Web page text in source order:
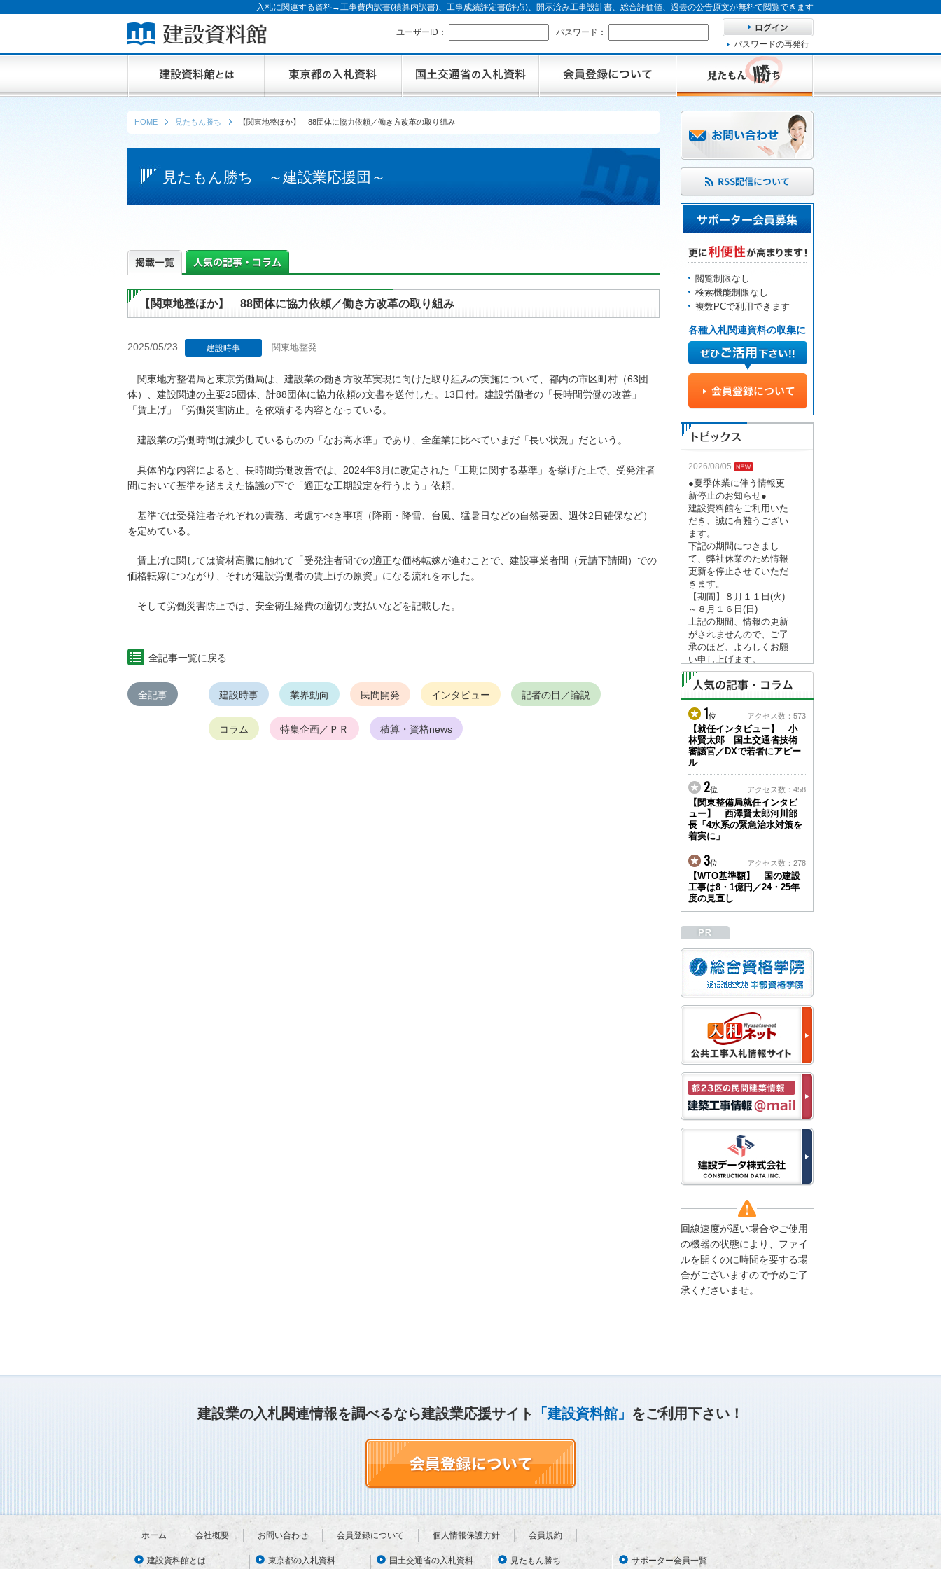
入札に関連する資料→工事費内訳書(積算内訳書)、工事成績評定書(評点)、開示済み工事設計書、総合評価値、過去の公告原文が無料で閲覧できます
ユーザーID：
パスワード：
パスワードの再発行
HOME 見たもん勝ち 【関東地整ほか】 88団体に協力依頼／働き方改革の取り組み
見たもん勝ち ～建設業応援団～
【関東地整ほか】 88団体に協力依頼／働き方改革の取り組み
2025/05/23 建設時事 関東地整発
関東地方整備局と東京労働局は、建設業の働き方改革実現に向けた取り組みの実施について、都内の市区町村（63団
体）、建設関連の主要25団体、計88団体に協力依頼の文書を送付した。13日付。建設労働者の「長時間労働の改善」
「賃上げ」「労働災害防止」を依頼する内容となっている。
建設業の労働時間は減少しているものの「なお高水準」であり、全産業に比べていまだ「長い状況」だという。
具体的な内容によると、長時間労働改善では、2024年3月に改定された「工期に関する基準」を挙げた上で、受発注者
間において基準を踏まえた協議の下で「適正な工期設定を行うよう」依頼。
基準では受発注者それぞれの責務、考慮すべき事項（降雨・降雪、台風、猛暑日などの自然要因、週休2日確保など）
を定めている。
賃上げに関しては資材高騰に触れて「受発注者間での適正な価格転嫁が進むことで、建設事業者間（元請下請間）での
価格転嫁につながり、それが建設労働者の賃上げの原資」になる流れを示した。
そして労働災害防止では、安全衛生経費の適切な支払いなどを記載した。
全記事一覧に戻る
全記事 建設時事 業界動向 民間開発 インタビュー 記者の目／論説
コラム 特集企画／ＰＲ 積算・資格news
閲覧制限なし
検索機能制限なし
複数PCで利用できます
各種入札関連資料の収集に
2026/08/05
●夏季休業に伴う情報更
新停止のお知らせ●
建設資料館をご利用いた
だき、誠に有難うござい
ます。
下記の期間につきまし
て、弊社休業のため情報
更新を停止させていただ
きます。
【期間】８月１１日(火)
～８月１６日(日)
上記の期間、情報の更新
がされませんので、ご了
承のほど、よろしくお願
い申し上げます。
なお、情報は８月１７日
(月)より登録されます。
2026/04/23
●ゴールデンウィークに
伴う情報更新停止のお知
らせ(05/02～05/10)●
ユーザー各位
建設資料館をご利用いた
だき、誠に有難うござい
ます。
下記の期間につきまし
て、弊社休業のため情報
更新を停止させていただ
きます。
【期間】５月２日(土)～
５月１０日(日)
上記の期間、情報の更新
がされませんので、ご了
い申し上げます。
から通常通り運営いたし
ます。
2025/12/22
●年末年始に伴う情報更
新停止のお知らせ●
建設資料館をご利用いた
だき、誠に有難うござい
ます。
下記の期間につきまし
て、弊社休業のため情報
更新を停止させていただ
きます。
【期間】１２月２７日
(土)～１月４日(日)
上記の期間、情報の更新
がされませんので、ご了
承のほど、よろしくお願
なお、情報は１月５日
(月)より登録されます。
2025/08/04
●夏季休業に伴う情報更
新停止のお知らせ●
建設資料館をご利用いた
だき、誠に有難うござい
がされませんので、ご了
承のほど、よろしくお願
伴う情報更新停止のお知
らせ(04/26～04/29、05/0
ユーザー各位
1位 アクセス数：573
【就任インタビュー】 小
林賢太郎 国土交通省技術
審議官／DXで若者にアピー
ル
2位 アクセス数：458
【関東整備局就任インタビ
ュー】 西澤賢太郎河川部
長「4水系の緊急治水対策を
着実に」
3位 アクセス数：278
【WTO基準額】 国の建設
工事は8・1億円／24・25年
度の見直し
回線速度が遅い場合やご使用
の機器の状態により、ファイ
ルを開くのに時間を要する場
合がございますので予めご了
承くださいませ。
建設業の入札関連情報を調べるなら建設業応援サイト 「建設資料館」 をご利用下さい！
ホーム 会社概要 お問い合わせ 会員登録について 個人情報保護方針 会員規約
建設資料館とは 東京都の入札資料 国土交通省の入札資料 見たもん勝ち サポーター会員一覧